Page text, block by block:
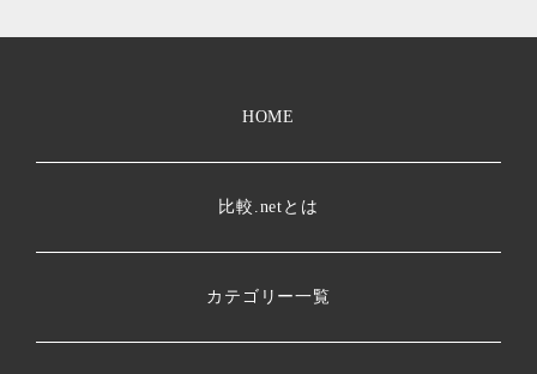
HOME
比較.netとは
カテゴリー一覧